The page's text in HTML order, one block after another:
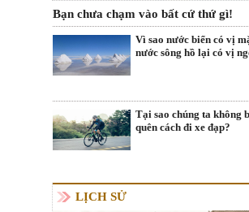
Bạn chưa chạm vào bất cứ thứ gì!
Vì sao nước biển có vị
nước sông hồ lại có vị
Tại sao chúng ta không
quên cách đi xe đạp?
LỊCH SỬ